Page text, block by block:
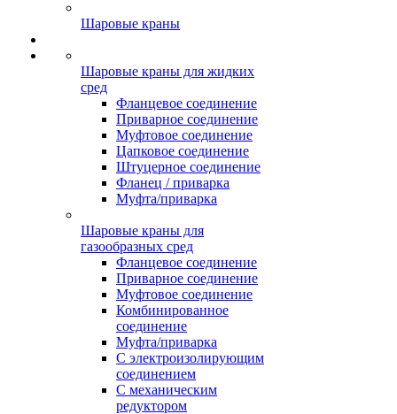
Шаровые краны
Шаровые краны для жидких
сред
Фланцевое соединение
Приварное соединение
Муфтовое соединение
Цапковое соединение
Штуцерное соединение
Фланец / приварка
Муфта/приварка
Шаровые краны для
газообразных сред
Фланцевое соединение
Приварное соединение
Муфтовое соединение
Комбинированное
соединение
Муфта/приварка
С электроизолирующим
соединением
С механическим
редуктором